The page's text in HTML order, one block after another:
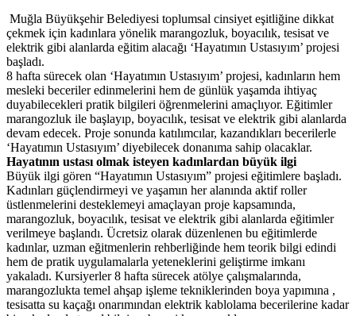
Muğla Büyükşehir Belediyesi toplumsal cinsiyet eşitliğine dikkat
çekmek için kadınlara yönelik marangozluk, boyacılık, tesisat ve
elektrik gibi alanlarda eğitim alacağı ‘Hayatımın Ustasıyım’ projesi
başladı.
8 hafta sürecek olan ‘Hayatımın Ustasıyım’ projesi, kadınların hem
mesleki beceriler edinmelerini hem de günlük yaşamda ihtiyaç
duyabilecekleri pratik bilgileri öğrenmelerini amaçlıyor. Eğitimler
marangozluk ile başlayıp, boyacılık, tesisat ve elektrik gibi alanlarda
devam edecek. Proje sonunda katılımcılar, kazandıkları becerilerle
‘Hayatımın Ustasıyım’ diyebilecek donanıma sahip olacaklar.
Hayatının ustası olmak isteyen kadınlardan büyük ilgi
Büyük ilgi gören “Hayatımın Ustasıyım” projesi eğitimlere başladı.
Kadınları güçlendirmeyi ve yaşamın her alanında aktif roller
üstlenmelerini desteklemeyi amaçlayan proje kapsamında,
marangozluk, boyacılık, tesisat ve elektrik gibi alanlarda eğitimler
verilmeye başlandı. Ücretsiz olarak düzenlenen bu eğitimlerde
kadınlar, uzman eğitmenlerin rehberliğinde hem teorik bilgi edindi
hem de pratik uygulamalarla yeteneklerini geliştirme imkanı
yakaladı. Kursiyerler 8 hafta sürecek atölye çalışmalarında,
marangozlukta temel ahşap işleme tekniklerinden boya yapımına ,
tesisatta su kaçağı onarımından elektrik kablolama becerilerine kadar